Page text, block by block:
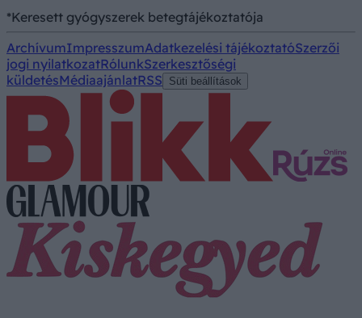
*Keresett gyógyszerek betegtájékoztatója
ArchívumImpresszumAdatkezelési tájékoztatóSzerzői
jogi nyilatkozatRólunkSzerkesztőségi
küldetésMédiaajánlatRSS Süti beállítások